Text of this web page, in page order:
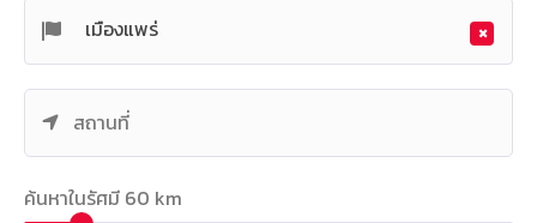
×
เมืองแพร่
ค้นหาในรัศมี 60 km